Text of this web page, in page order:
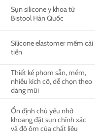
Sụn silicone y khoa từ
Bistool Hàn Quốc
Silicone elastomer mềm cải
tiến
Thiết kế phom sẵn, mềm,
nhiều kích cỡ, dễ chọn theo
dáng mũi
Ổn định chủ yếu nhờ
khoang đặt sụn chính xác
và độ ôm của chất liệu